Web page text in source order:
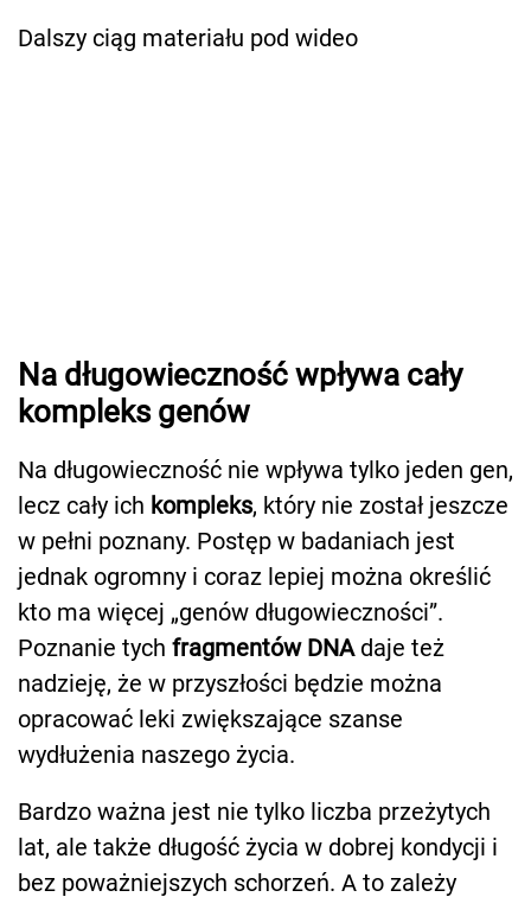
Dalszy ciąg materiału pod wideo
Na długowieczność wpływa cały
kompleks genów
Na długowieczność nie wpływa tylko jeden gen,
lecz cały ich kompleks, który nie został jeszcze
w pełni poznany. Postęp w badaniach jest
jednak ogromny i coraz lepiej można określić
kto ma więcej „genów długowieczności”.
Poznanie tych fragmentów DNAdaje też
nadzieję, że w przyszłości będzie można
opracować leki zwiększające szanse
wydłużenia naszego życia.
Bardzo ważna jest nie tylko liczba przeżytych
lat, ale także długość życia w dobrej kondycji i
bez poważniejszych schorzeń. A to zależy